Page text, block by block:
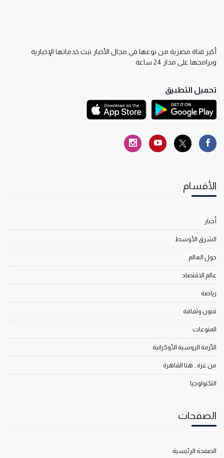
أكبر قناة مصرية من نوعها في مجال الأخبار تبث خدماتها الإخبارية
وبرامجها على مدار 24 ساعة
تحميل التطبيق
الأقسام
أخبار
الشرق الأوسط
حول العالم
عالم الاقتصاد
رياضة
فنون وثقافة
المنوعات
الأزمة الروسية الأوكرانية
من غزة.. هنا القاهرة
التكنولوجيا
الصفحات
الصفحة الرئيسية